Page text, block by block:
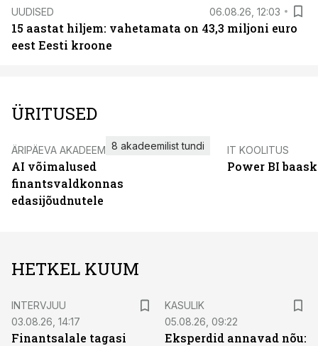
UUDISED 06.08.26, 12:03
15 aastat hiljem: vahetamata on 43,3 miljoni euro
eest Eesti kroone
ÜRITUSED
ÄRIPÄEVA AKADEEMIA
AI võimalused
finantsvaldkonnas
edasijõudnutele
8 akadeemilist tundi IT KOOLITUS
Power BI
HETKEL KUUM
INTERVJUU
03.08.26, 14:17
Finantsalale tagasi
KASULIK
05.08.26, 09:22
Eksperdid annavad nõu: